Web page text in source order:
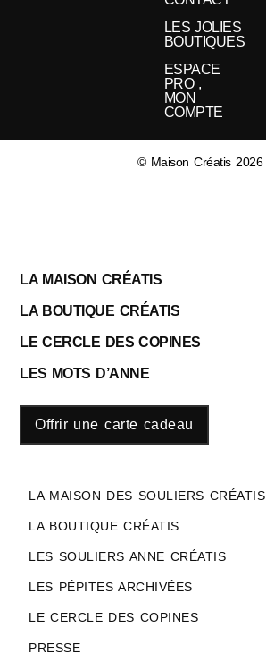
LES JOLIES
BOUTIQUES
ESPACE
PRO ,
MON
COMPTE
© Maison Créatis 2026
LA MAISON CRÉATIS
LA BOUTIQUE CRÉATIS
LE CERCLE DES COPINES
LES MOTS D’ANNE
Offrir une carte cadeau
LA MAISON DES SOULIERS CRÉATIS
LA BOUTIQUE CRÉATIS
LES SOULIERS ANNE CRÉATIS
LES PÉPITES ARCHIVÉES
LE CERCLE DES COPINES
PRESSE